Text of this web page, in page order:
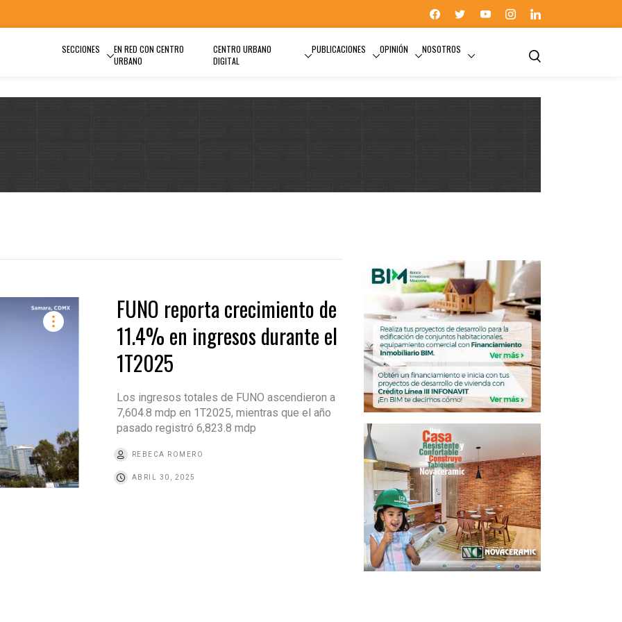
SECCIONES
EN RED CON CENTRO
URBANO
CENTRO URBANO
DIGITAL
PUBLICACIONES OPINIÓN NOSOTROS
FUNO reporta crecimiento de
11.4% en ingresos durante el
1T2025
Los ingresos totales de FUNO ascendieron a
7,604.8 mdp en 1T2025, mientras que el año
pasado registró 6,823.8 mdp
REBECA ROMERO
ABRIL 30, 2025
FIBRA UNO